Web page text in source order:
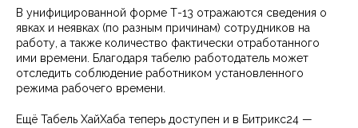
В унифицированной форме Т-13 отражаются сведения о
явках и неявках (по разным причинам) сотрудников на
работу, а также количество фактически отработанного
ими времени. Благодаря табелю работодатель может
отследить соблюдение работником установленного
режима рабочего времени.
Ещё Табель ХайХаба теперь доступен и в Битрикс24 —